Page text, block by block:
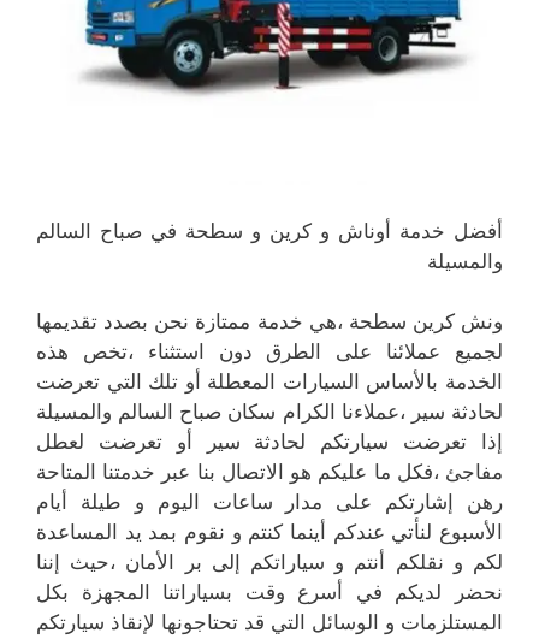
أفضل خدمة أوناش و كرين و سطحة في صباح السالم
والمسيلة
ونش كرين سطحة ،هي خدمة ممتازة نحن بصدد تقديمها
لجميع عملائنا على الطرق دون استثناء ،تخص هذه
الخدمة بالأساس السيارات المعطلة أو تلك التي تعرضت
لحادثة سير ،عملاءنا الكرام سكان صباح السالم والمسيلة
إذا تعرضت سيارتكم لحادثة سير أو تعرضت لعطل
مفاجئ ،فكل ما عليكم هو الاتصال بنا عبر خدمتنا المتاحة
رهن إشارتكم على مدار ساعات اليوم و طيلة أيام
الأسبوع لنأتي عندكم أينما كنتم و نقوم بمد يد المساعدة
لكم و نقلكم أنتم و سياراتكم إلى بر الأمان ،حيث إننا
نحضر لديكم في أسرع وقت بسياراتنا المجهزة بكل
المستلزمات و الوسائل التي قد تحتاجونها لإنقاذ سيارتكم